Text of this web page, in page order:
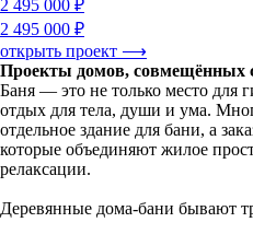
2 495 000 ₽
2 495 000 ₽
открыть проект ⟶
Проекты домов, совмещённых
Баня — это не только место для
отдых для тела, души и ума.
отдельное здание для бани, а
которые объединяют жилое
релаксации.
Деревянные дома-бани бывают